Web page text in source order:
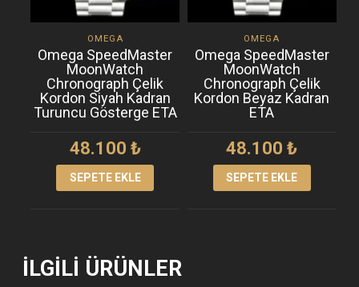
OMEGA
Omega SpeedMaster
MoonWatch
Chronograph Çelik
Kordon Siyah Kadran
Turuncu Gösterge ETA
48.100 ₺
SEPETE EKLE
OMEGA
Omega SpeedMaster
MoonWatch
Chronograph Çelik
Kordon Beyaz Kadran
ETA
48.100₺
SEPETE EKLE
İLGILI ÜRÜNLER